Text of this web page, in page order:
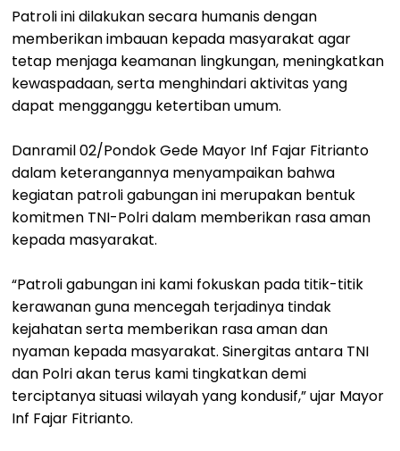
Patroli ini dilakukan secara humanis dengan
memberikan imbauan kepada masyarakat agar
tetap menjaga keamanan lingkungan, meningkatkan
kewaspadaan, serta menghindari aktivitas yang
dapat mengganggu ketertiban umum.
Danramil 02/Pondok Gede Mayor Inf Fajar Fitrianto
dalam keterangannya menyampaikan bahwa
kegiatan patroli gabungan ini merupakan bentuk
komitmen TNI-Polri dalam memberikan rasa aman
kepada masyarakat.
“Patroli gabungan ini kami fokuskan pada titik-titik
kerawanan guna mencegah terjadinya tindak
kejahatan serta memberikan rasa aman dan
nyaman kepada masyarakat. Sinergitas antara TNI
dan Polri akan terus kami tingkatkan demi
terciptanya situasi wilayah yang kondusif,” ujar Mayor
Inf Fajar Fitrianto.